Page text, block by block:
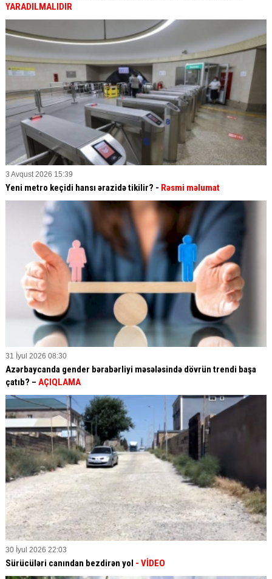
YARADILMALIDIR
3 Avqust 2026 15:39
Yeni metro keçidi hansı ərazidə tikilir? - Rəsmi məlumat
31 İyul 2026 08:30
Azərbaycanda gender bərabərliyi məsələsində dövrün trendi başa
çatıb? – AÇIQLAMA
30 İyul 2026 22:03
Sürücüləri canından bezdirən yol - VİDEO